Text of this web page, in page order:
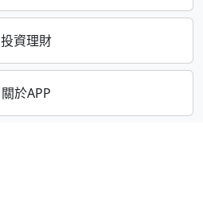
投資理財
關於APP